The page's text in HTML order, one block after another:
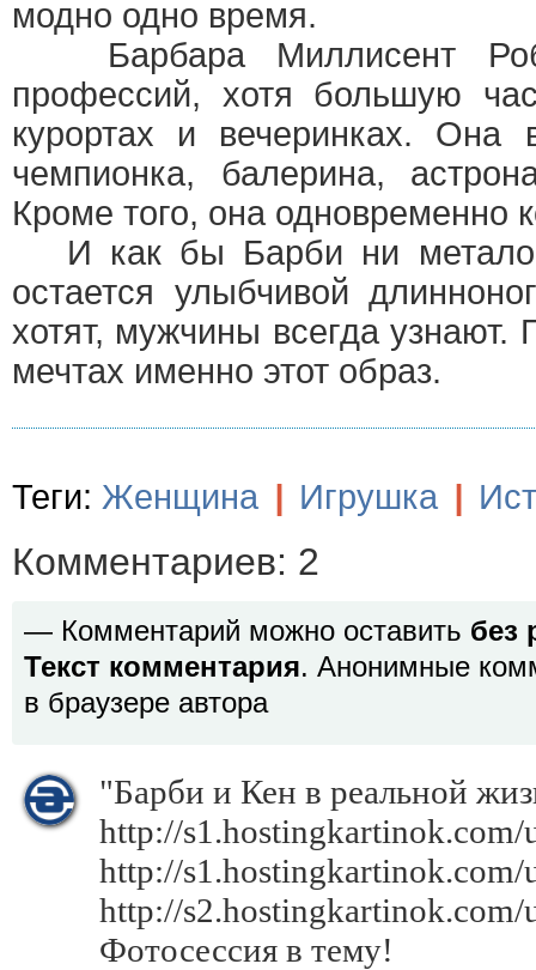
модно одно время.
Барбара Миллисент
профессий, хотя большую
курортах и вечеринках. Она
чемпионка, балерина,
Кроме того, она одновременно
И как бы Барби ни метало
остается улыбчивой
хотят, мужчины всегда узнают.
мечтах именно этот образ.
Теги: Женщина | Игрушка |
Комментариев: 2
— Комментарий можно оставить без
Текст комментария. Анонимные
в браузере автора
"Барби и Кен в реальной
http://
http://s1.hostingkartinok.com/
http://s2.hostingkartinok.com/
Фотосессия в тему!